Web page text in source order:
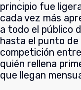
principio fue
cada vez más
a todo el público
hasta el punto de
competición
quién rellena
que llegan